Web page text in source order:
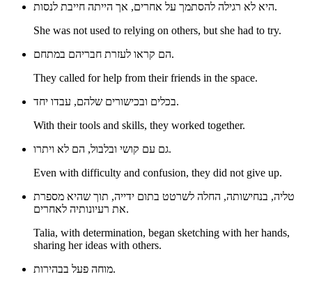
היא לא רגילה להסתמך על אחרים, אך הייתה חייבת לנסות.
She was not used to relying on others, but she had to try.
הם קראו לעזרת חבריהם במתחם.
They called for help from their friends in the space.
בכלים ובכישורים שלהם, עבדו יחד.
With their tools and skills, they worked together.
גם עם קושי ובלבול, הם לא ויתרו.
Even with difficulty and confusion, they did not give up.
טליה, בנחישותה, החלה לשרטט בתום ידייה, תוך שהיא מספרת
את רעיונותיה לאחרים.
Talia, with determination, began sketching with her hands,
sharing her ideas with others.
מוחה פעל בבהירות.